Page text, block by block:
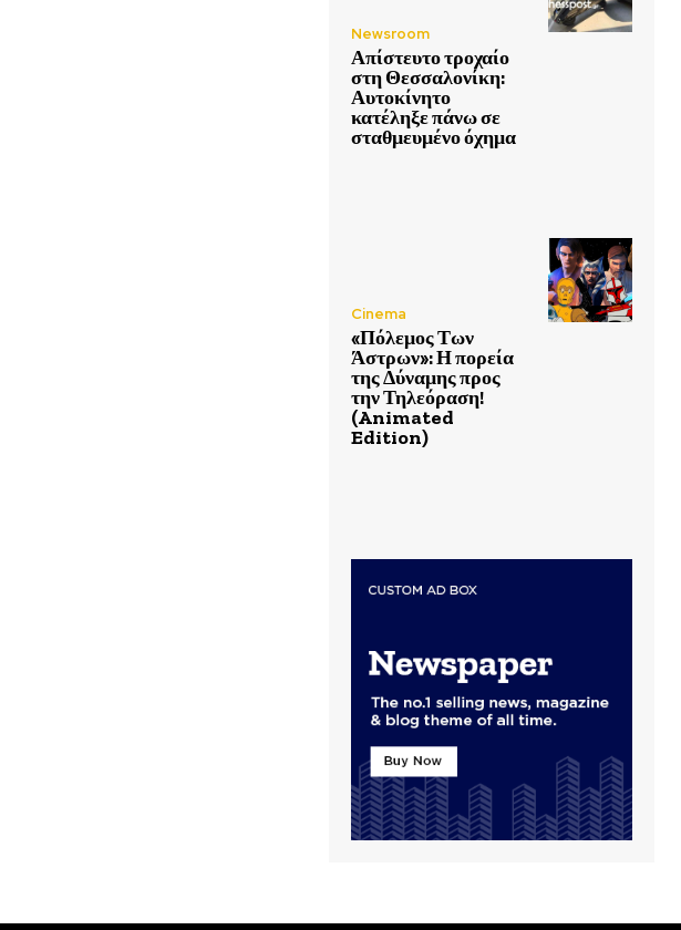
Newsroom
Απίστευτο τροχαίο
στη Θεσσαλονίκη:
Αυτοκίνητο
κατέληξε πάνω σε
σταθμευμένο όχημα
Cinema
«Πόλεμος Των
Άστρων»: Η πορεία
της Δύναμης προς
την Τηλεόραση!
(Animated
Edition)